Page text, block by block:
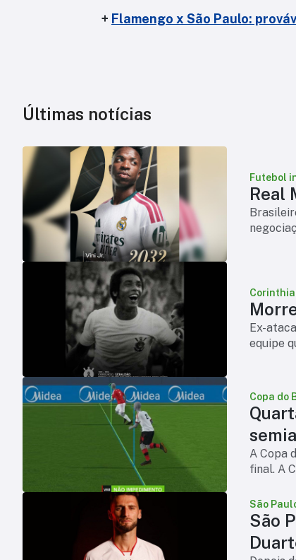
+ Flamengo x São Paulo:
Últimas notícias
Futebol
Real
Ex-
equipe
Copa do
A Copa
final. A
São
São